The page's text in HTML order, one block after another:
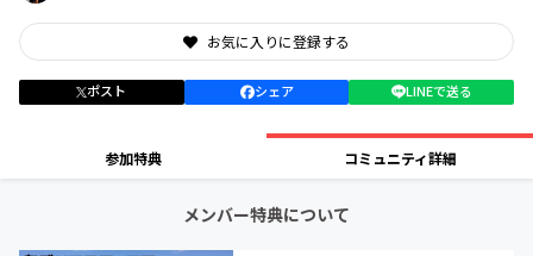
お気に入りに登録する
ポスト シェア LINEで送る
参加特典 コミュニティ詳細
メンバー特典について